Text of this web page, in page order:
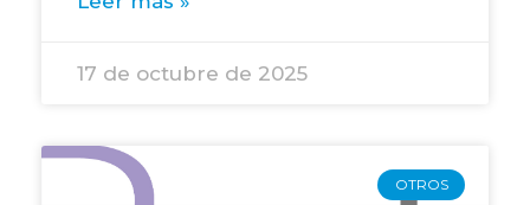
17 de octubre de 2025
OTROS